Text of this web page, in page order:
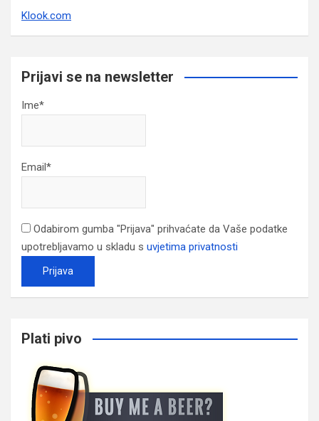
Klook.com
Prijavi se na newsletter
Ime*
Email*
Odabirom gumba "Prijava" prihvaćate da Vaše podatke
upotrebljavamo u skladu s uvjetima privatnosti
Plati pivo